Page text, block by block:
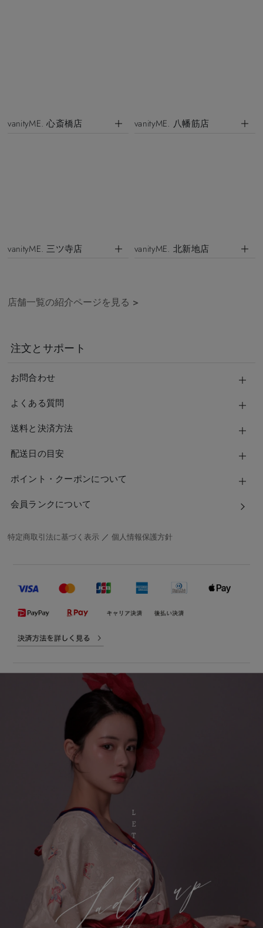
vanityME. 心斎橋店 vanityME. 八幡筋店
vanityME. 三ツ寺店 vanityME. 北新地店
店舗一覧の紹介ページを見る >
注文とサポート
お問合わせ
よくある質問
送料と決済方法
配送日の目安
ポイント・クーポンについて
会員ランクについて
特定商取引法に基づく表示 ／個人情報保護方針